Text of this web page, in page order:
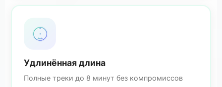
8min
Удлинённая длина
Полные треки до 8 минут без компромиссов